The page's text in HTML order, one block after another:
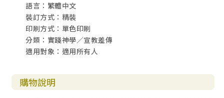
語言：繁體中文
裝訂方式：精裝
印刷方式：單色印刷
分類：實踐神學／宣教差傳
適用對象：適用所有人
購物說明